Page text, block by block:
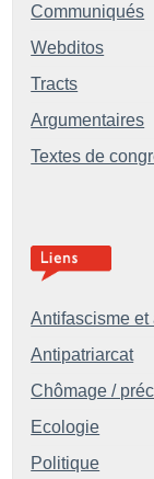
Communiqués
Webditos
Tracts
Argumentaires
Textes de
Antifascisme
Antipatriarcat
Chômage /
Ecologie
Politique